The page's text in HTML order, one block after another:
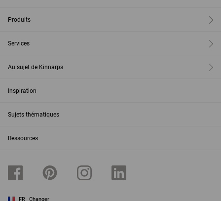
Produits
Services
Au sujet de Kinnarps
Inspiration
Sujets thématiques
Ressources
FR Changer